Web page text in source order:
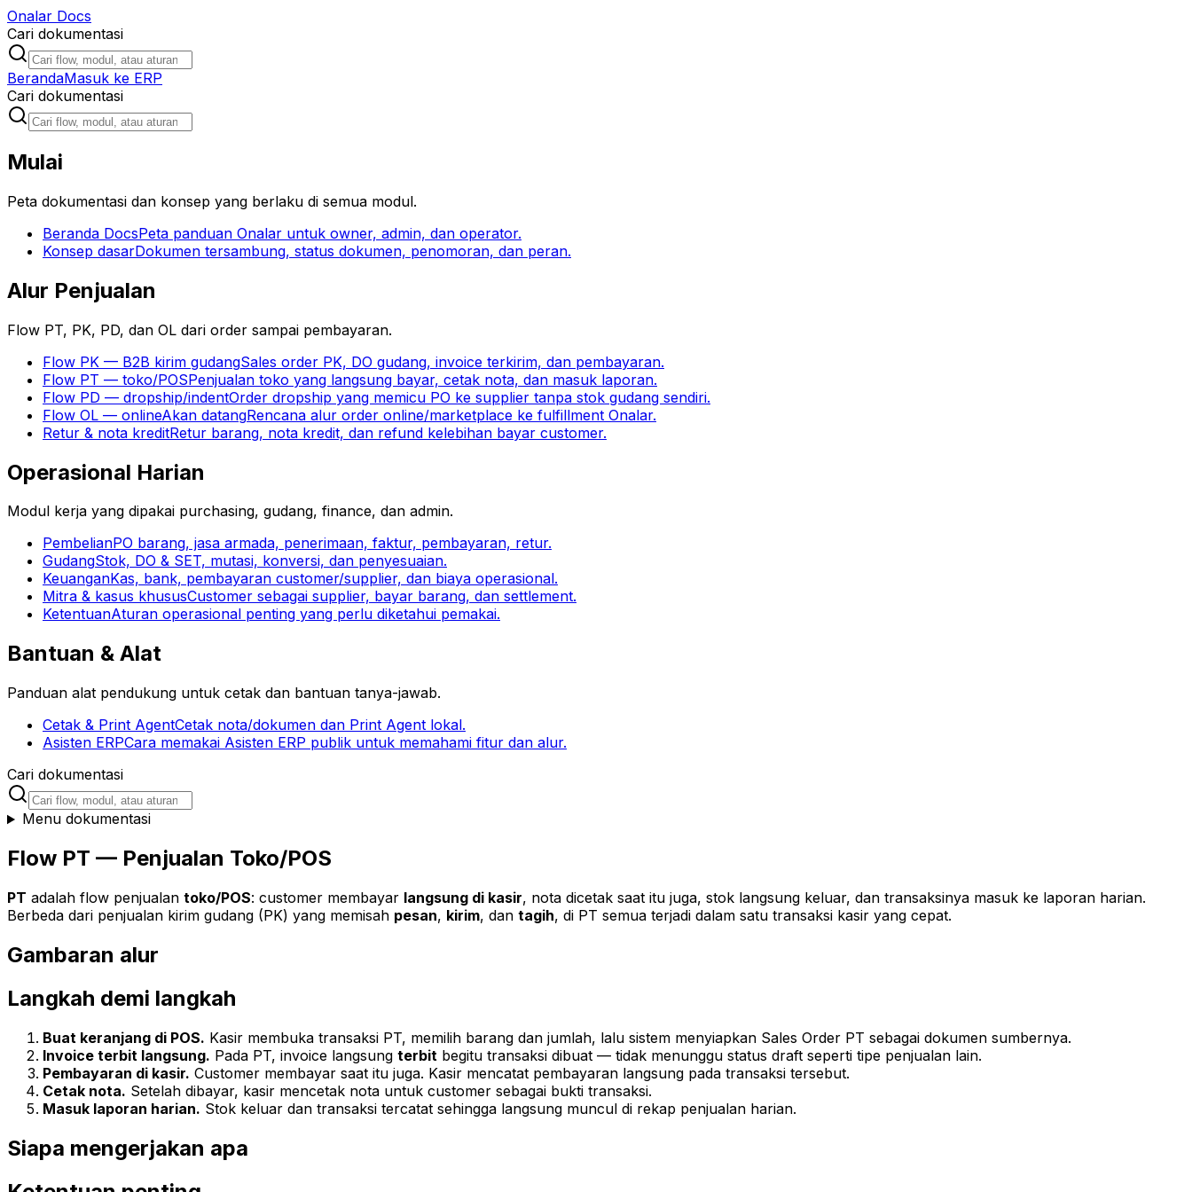
Onalar Docs
Cari dokumentasi
BerandaMasuk ke ERP
Cari dokumentasi
Mulai
Peta dokumentasi dan konsep yang berlaku di semua modul.
Beranda DocsPeta panduan Onalar untuk owner, admin, dan operator.
Konsep dasarDokumen tersambung, status dokumen, penomoran, dan peran.
Alur Penjualan
Flow PT, PK, PD, dan OL dari order sampai pembayaran.
Flow PK — B2B kirim gudangSales order PK, DO gudang, invoice terkirim, dan pembayaran.
Flow PT — toko/POSPenjualan toko yang langsung bayar, cetak nota, dan masuk laporan.
Flow PD — dropship/indentOrder dropship yang memicu PO ke supplier tanpa stok gudang sendiri.
Flow OL — onlineAkan datangRencana alur order online/marketplace ke fulfillment Onalar.
Retur & nota kreditRetur barang, nota kredit, dan refund kelebihan bayar customer.
Operasional Harian
Modul kerja yang dipakai purchasing, gudang, finance, dan admin.
PembelianPO barang, jasa armada, penerimaan, faktur, pembayaran, retur.
GudangStok, DO & SET, mutasi, konversi, dan penyesuaian.
KeuanganKas, bank, pembayaran customer/supplier, dan biaya operasional.
Mitra & kasus khususCustomer sebagai supplier, bayar barang, dan settlement.
KetentuanAturan operasional penting yang perlu diketahui pemakai.
Bantuan & Alat
Panduan alat pendukung untuk cetak dan bantuan tanya-jawab.
Cetak & Print AgentCetak nota/dokumen dan Print Agent lokal.
Asisten ERPCara memakai Asisten ERP publik untuk memahami fitur dan alur.
Cari dokumentasi
Menu dokumentasi
Flow PT — Penjualan Toko/POS
PT adalah flow penjualan toko/POS: customer membayar langsung di kasir, nota dicetak saat itu juga, stok langsung keluar, dan transaksinya masuk ke laporan harian.
Berbeda dari penjualan kirim gudang (PK) yang memisah pesan, kirim, dan tagih, di PT semua terjadi dalam satu transaksi kasir yang cepat.
Gambaran alur
Langkah demi langkah
Buat keranjang di POS. Kasir membuka transaksi PT, memilih barang dan jumlah, lalu sistem menyiapkan Sales Order PT sebagai dokumen sumbernya.
Invoice terbit langsung. Pada PT, invoice langsung terbit begitu transaksi dibuat — tidak menunggu status draft seperti tipe penjualan lain.
Pembayaran di kasir. Customer membayar saat itu juga. Kasir mencatat pembayaran langsung pada transaksi tersebut.
Cetak nota. Setelah dibayar, kasir mencetak nota untuk customer sebagai bukti transaksi.
Masuk laporan harian. Stok keluar dan transaksi tercatat sehingga langsung muncul di rekap penjualan harian.
Siapa mengerjakan apa